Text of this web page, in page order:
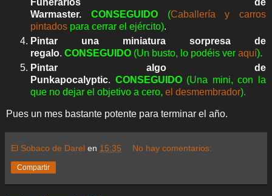
Funerarios de
Warmaster. CONSEGUIDO(Caballería y carros
pintados para cerrar el ejército).
Pintar una miniatura sorpresa de
regalo. CONSEGUIDO (Un busto, lo podéis ver aquí).
Pintar algo de
Punkapocalyptic. CONSEGUIDO(Una mini, con la
que no dejar el objetivo a cero, el desmembrador).
Pues un mes bastante potente para terminar el año.
El Sobaco de Darel en 15:35 No hay comentarios:
Compartir